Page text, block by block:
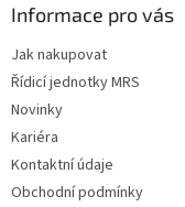
Informace pro vás
Jak nakupovat
Řídicí jednotky MRS
Novinky
Kariéra
Kontaktní údaje
Obchodní podmínky